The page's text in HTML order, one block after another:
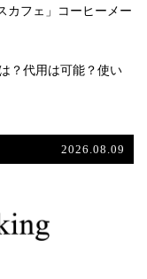
カフェ」コーヒーメー
？代用は可能？使い
2026.08.09